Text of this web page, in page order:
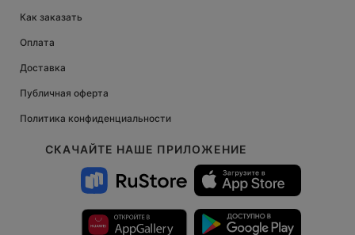
СКАЧАЙТЕ НАШЕ ПРИЛОЖЕНИЕ
Как заказать
Оплата
Доставка
Публичная оферта
Политика конфиденциальности